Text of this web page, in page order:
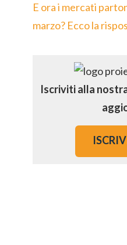
E ora i mercati
marzo? Ecco la
Iscriviti alla